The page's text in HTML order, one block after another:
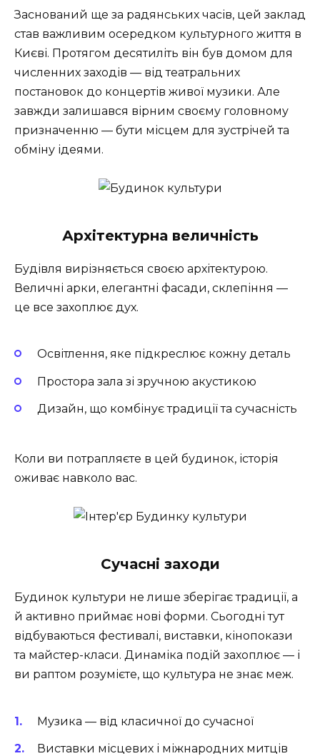
Заснований ще за радянських часів, цей заклад
став важливим осередком культурного життя в
Києві. Протягом десятиліть він був домом для
численних заходів — від театральних
постановок до концертів живої музики. Але
завжди залишався вірним своєму головному
призначенню — бути місцем для зустрічей та
обміну ідеями.
Архітектурна величність
Будівля вирізняється своєю архітектурою.
Величні арки, елегантні фасади, склепіння —
це все захоплює дух.
Освітлення, яке підкреслює кожну деталь
Простора зала зі зручною акустикою
Дизайн, що комбінує традиції та сучасність
Коли ви потрапляєте в цей будинок, історія
оживає навколо вас.
Сучасні заходи
Будинок культури не лише зберігає традиції, а
й активно приймає нові форми. Сьогодні тут
відбуваються фестивалі, виставки, кінопокази
та майстер-класи. Динаміка подій захоплює — і
ви раптом розумієте, що культура не знає меж.
Музика — від класичної до сучасної
Виставки місцевих і міжнародних митців